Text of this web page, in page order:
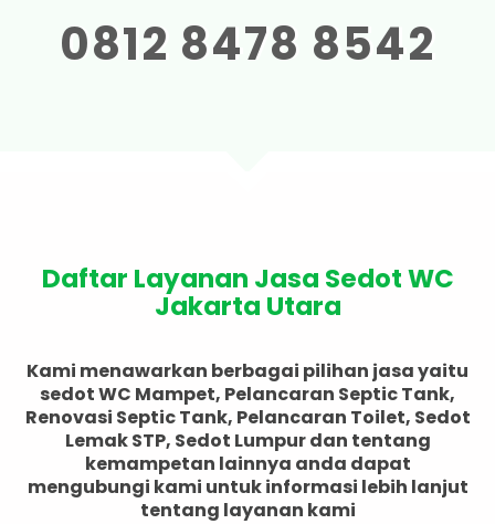
0812 8478 8542
Daftar Layanan Jasa Sedot WC
Jakarta Utara
Kami menawarkan berbagai pilihan jasa yaitu
sedot WC Mampet, Pelancaran Septic Tank,
Renovasi Septic Tank, Pelancaran Toilet, Sedot
Lemak STP, Sedot Lumpur dan tentang
kemampetan lainnya anda dapat
mengubungi kami untuk informasi lebih lanjut
tentang layanan kami